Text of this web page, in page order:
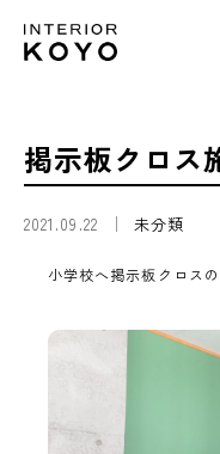
掲示板クロス
2021.09.22 未分類
小学校へ掲示板クロス